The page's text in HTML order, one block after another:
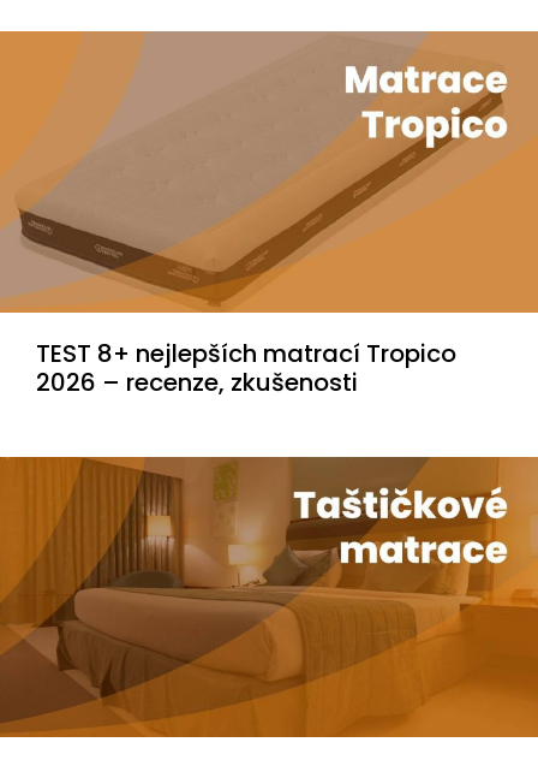
TEST 8+ nejlepších matrací Tropico
2026 – recenze, zkušenosti